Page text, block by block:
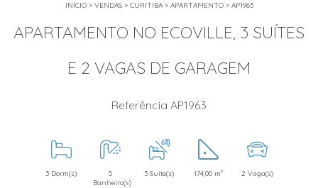
INÍCIO> VENDAS> CURITIBA> APARTAMENTO> AP1963
APARTAMENTO NO ECOVILLE, 3 SUÍTES
E 2 VAGAS DE GARAGEM
Referência AP1963
3 Dorm(s)
5
Banheiro(s)
3 Suíte(s) 174,00 m² 2 Vaga(s)